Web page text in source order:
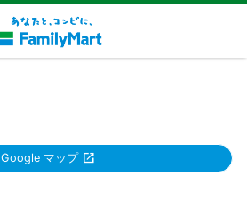
Google マップ